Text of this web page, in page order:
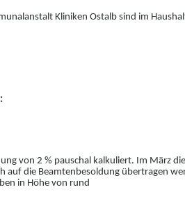
Kliniken Ostalb sind im
von 2 % pauschal kalkuliert. Im März
auf die Beamtenbesoldung übertragen
in Höhe von rund